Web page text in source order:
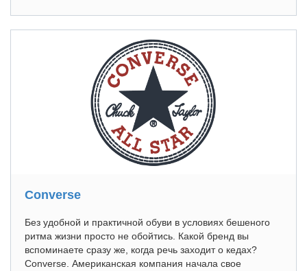
Converse
Без удобной и практичной обуви в условиях бешеного
ритма жизни просто не обойтись. Какой бренд вы
вспоминаете сразу же, когда речь заходит о кедах?
Converse. Американская компания начала свое